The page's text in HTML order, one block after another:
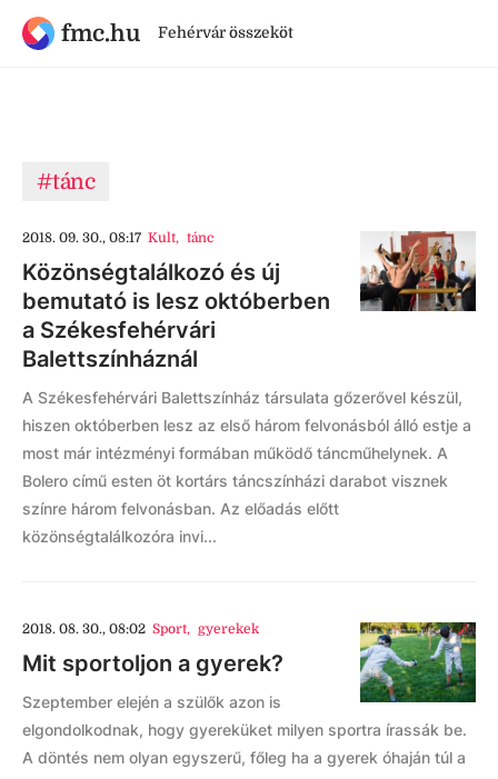
fmc.hu Fehérvár összeköt
#tánc
2018. 09. 30., 08:17 Kult, tánc
Közönségtalálkozó és új
bemutató is lesz októberben
a Székesfehérvári
Balettszínháznál
A Székesfehérvári Balettszínház társulata gőzerővel készül,
hiszen októberben lesz az első három felvonásból álló estje a
most már intézményi formában működő táncműhelynek. A
Bolero című esten öt kortárs táncszínházi darabot visznek
színre három felvonásban. Az előadás előtt
közönségtalálkozóra invi...
2018. 08. 30., 08:02 Sport, gyerekek
Mit sportoljon a gyerek?
Szeptember elején a szülők azon is
elgondolkodnak, hogy gyereküket milyen sportra írassák be.
A döntés nem olyan egyszerű, főleg ha a gyerek óhaján túl a